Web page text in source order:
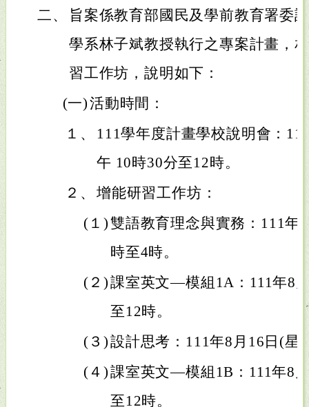
二、
旨案係教育部國民及學前教育署委
學系林子斌教授執行之專案計畫，
習工作坊，說明如下：
(一)活動時間：
１、
111學年度計畫學校說明會：
午 10時30分至12時。
２、 增能研習工作坊：
(１)雙語教育理念與實務：111年
時至4時。
(２)課室英文—模組1A：111年8
至12時。
(３)設計思考：111年8月16日(星
(４)課室英文—模組1B：111年8
至12時。